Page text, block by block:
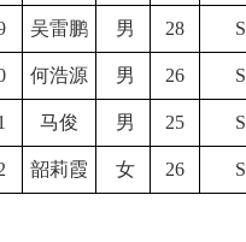
吴雷鹏 男 28
何浩源 男 26
马俊 男 25
韶莉霞 女 26